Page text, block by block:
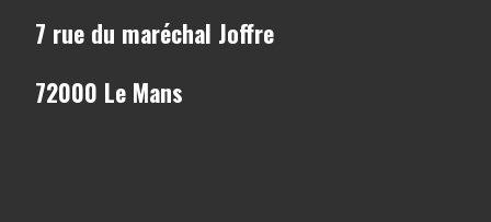
7 rue du maréchal Joffre
72000 Le Mans